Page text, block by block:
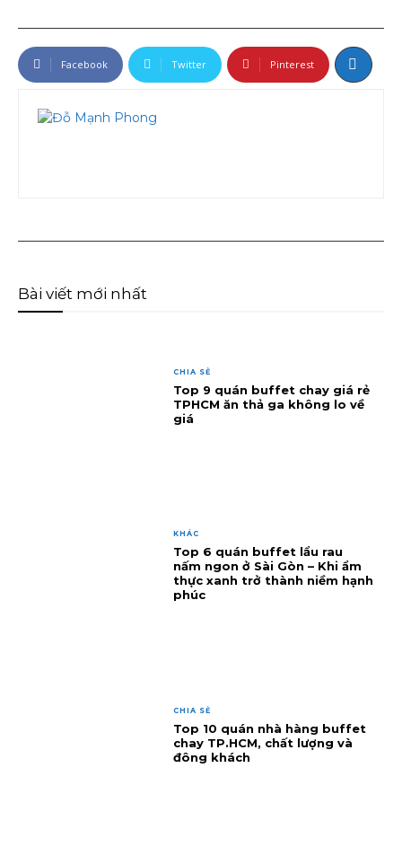
Facebook Twitter Pinterest
Bài viết mới nhất
CHIA SẺ
Top 9 quán buffet chay giá rẻ
TPHCM ăn thả ga không lo về
giá
KHÁC
Top 6 quán buffet lẩu rau
nấm ngon ở Sài Gòn – Khi ẩm
thực xanh trở thành niềm hạnh
phúc
CHIA SẺ
Top 10 quán nhà hàng buffet
chay TP.HCM, chất lượng và
đông khách